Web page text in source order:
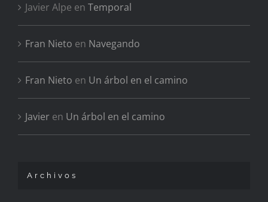
Javier Alpe en Temporal
Fran Nieto en Navegando
Fran Nieto en Un árbol en el camino
Javier en Un árbol en el camino
Archivos